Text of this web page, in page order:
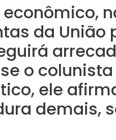
da União
o
ele
demais,